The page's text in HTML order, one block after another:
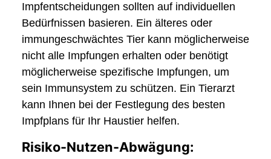
Impfentscheidungen sollten auf individuellen
Bedürfnissen basieren. Ein älteres oder
immungeschwächtes Tier kann möglicherweise
nicht alle Impfungen erhalten oder benötigt
möglicherweise spezifische Impfungen, um
sein Immunsystem zu schützen. Ein Tierarzt
kann Ihnen bei der Festlegung des besten
Impfplans für Ihr Haustier helfen.
Risiko-Nutzen-Abwägung: